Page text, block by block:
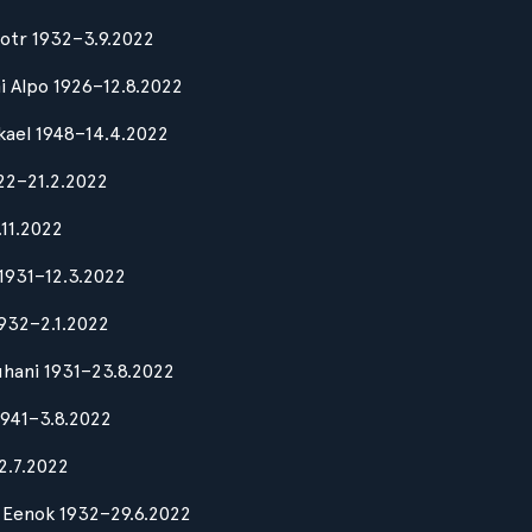
1932–3.9.2022
1926–12.8.2022
1948–14.4.2022
1931–23.8.2022
1932–29.6.2022